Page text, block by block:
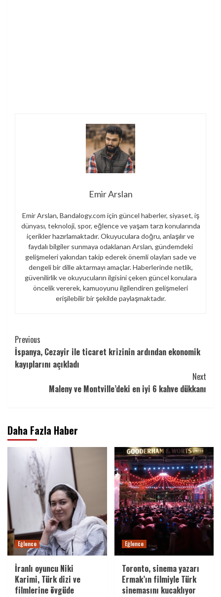
Emir Arslan
Emir Arslan, Bandalogy.com için güncel haberler, siyaset, iş
dünyası, teknoloji, spor, eğlence ve yaşam tarzı konularında
içerikler hazırlamaktadır. Okuyuculara doğru, anlaşılır ve
faydalı bilgiler sunmaya odaklanan Arslan, gündemdeki
gelişmeleri yakından takip ederek önemli olayları sade ve
dengeli bir dille aktarmayı amaçlar. Haberlerinde netlik,
güvenilirlik ve okuyucuların ilgisini çeken güncel konulara
öncelik vererek, kamuoyunu ilgilendiren gelişmeleri
erişilebilir bir şekilde paylaşmaktadır.
Continue
Reading
Previous
İspanya, Cezayir ile ticaret krizinin ardından ekonomik
kayıplarını açıkladı
Next
Maleny ve Montville’deki en iyi 6 kahve dükkanı
Daha Fazla Haber
Eğlence
İranlı oyuncu Niki
Karimi, Türk dizi ve
filmlerine övgüde
Eğlence
Toronto, sinema yazarı
Ermak’ın filmiyle Türk
sinemasını kucaklıyor